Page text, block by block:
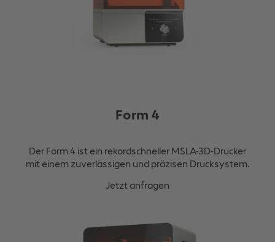
Form 4
Der Form 4 ist ein rekordschneller MSLA-3D-Drucker
mit einem zuverlässigen und präzisen Drucksystem.
Jetzt anfragen